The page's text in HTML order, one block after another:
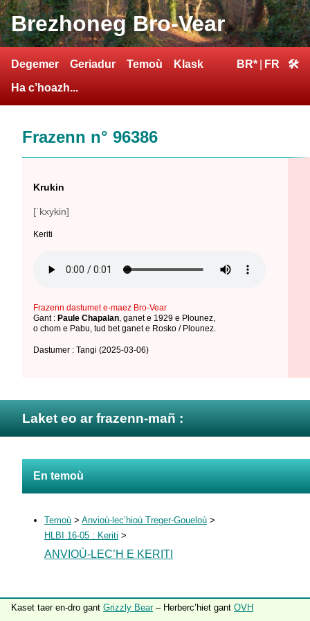
Brezhoneg Bro-Vear
Degemer Geriadur Temoù
Klask
Ha c’hoazh...
BR* FR 🛠
Frazenn n° 96386
Krukin
[ˈkxykin]
Keriti
Frazenn dastumet e-maez Bro-Vear
Gant : Paule Chapalan ganet e 1929 e Plounez
o chom e Pabu tud bet ganet e Rosko / Plounez
Dastumer : Tangi (2025-03-06)
Laket eo ar frazenn-mañ :
En temoù
Temoù > Anvioù-lec’hioù Treger-Goueloù >
HLBI 16-05 : Keriti >
ANVIOÙ-LEC’H E KERITI
Kaset taer en-dro gant Grizzly Bear– Herberc’hiet gant OVH